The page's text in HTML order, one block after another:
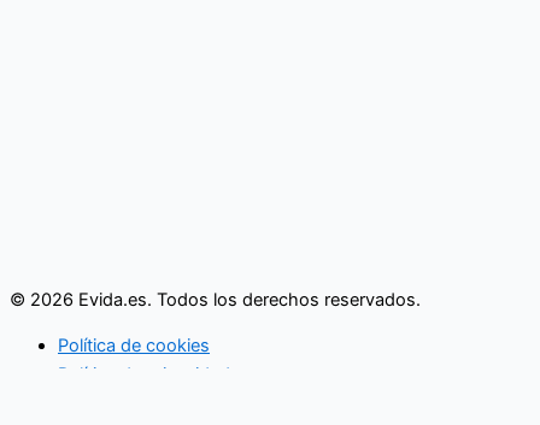
© 2026 Evida.es. Todos los derechos reservados.
Política de cookies
Política de privacidad